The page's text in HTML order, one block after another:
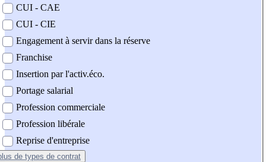
CUI - CAE
CUI - CIE
Engagement à servir dans la réserve
Franchise
Insertion par l'activ.éco.
Portage salarial
Profession commerciale
Profession libérale
Reprise d'entreprise
de types de contrat